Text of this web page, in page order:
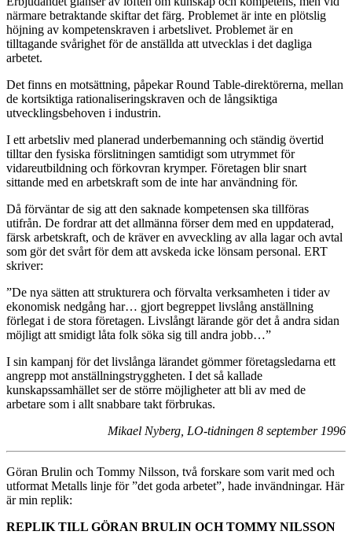
närmare betraktande skiftar det färg. Problemet är inte en plötslig
höjning av kompetenskraven i arbetslivet. Problemet är en
tilltagande svårighet för de anställda att utvecklas i det dagliga
arbetet.
Det finns en motsättning, påpekar Round Table-direktörerna, mellan
de kortsiktiga rationaliseringskraven och de långsiktiga
utvecklingsbehoven i industrin.
I ett arbetsliv med planerad underbemanning och ständig övertid
tilltar den fysiska förslitningen samtidigt som utrymmet för
vidareutbildning och förkovran krymper. Företagen blir snart
sittande med en arbetskraft som de inte har användning för.
Då förväntar de sig att den saknade kompetensen ska tillföras
utifrån. De fordrar att det allmänna förser dem med en uppdaterad,
färsk arbetskraft, och de kräver en avveckling av alla lagar och avtal
som gör det svårt för dem att avskeda icke lönsam personal. ERT
skriver:
”De nya sätten att strukturera och förvalta verksamheten i tider av
ekonomisk nedgång har… gjort begreppet livslång anställning
förlegat i de stora företagen. Livslångt lärande gör det å andra sidan
möjligt att smidigt låta folk söka sig till andra jobb…”
I sin kampanj för det livslånga lärandet gömmer företagsledarna ett
angrepp mot anställningstryggheten. I det så kallade
kunskapssamhället ser de större möjligheter att bli av med de
arbetare som i allt snabbare takt förbrukas.
Mikael Nyberg, LO-tidningen 8 september 1996
Göran Brulin och Tommy Nilsson, två forskare som varit med och
utformat Metalls linje för ”det goda arbetet”, hade invändningar. Här
är min replik:
REPLIK TILL GÖRAN BRULIN OCH TOMMY NILSSON